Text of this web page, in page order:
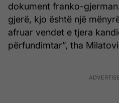
dokument franko-
gjerë, kjo është një
afruar vendet e tjera
përfundimtar”, tha